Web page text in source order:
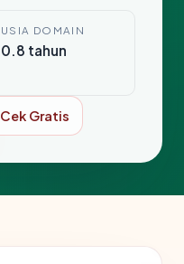
USIA DOMAIN
0.8 tahun
Cek Gratis